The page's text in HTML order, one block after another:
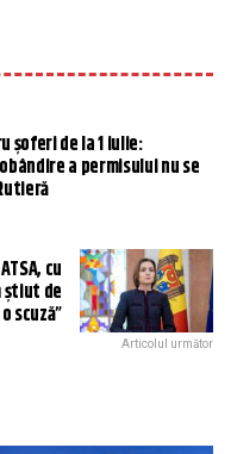
șoferi de la 1 iulie:
a permisului nu se
cu
știut de
scuză”
Articolul următor